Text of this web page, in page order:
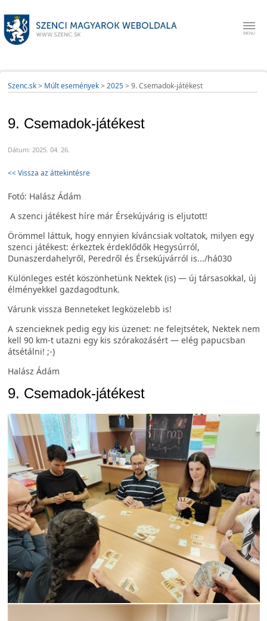
Szenc.sk> Múlt események> 2025> 9. Csemadok-játékest
9. Csemadok-játékest
Dátum: 2025. 04. 26.
<< Vissza az áttekintésre
Fotó: Halász Ádám
A szenci játékest híre már Érsekújvárig is eljutott!
Örömmel láttuk, hogy ennyien kíváncsiak voltatok, milyen egy
szenci játékest: érkeztek érdeklődők Hegysúrról,
Dunaszerdahelyről, Peredről és Érsekújvárról is.../há030
Különleges estét köszönhetünk Nektek (is) — új társasokkal, új
élményekkel gazdagodtunk.
Várunk vissza Benneteket legközelebb is!
A szencieknek pedig egy kis üzenet: ne felejtsétek, Nektek nem
kell 90 km-t utazni egy kis szórakozásért — elég papucsban
átsétálni! ;-)
Halász Ádám
9. Csemadok-játékest